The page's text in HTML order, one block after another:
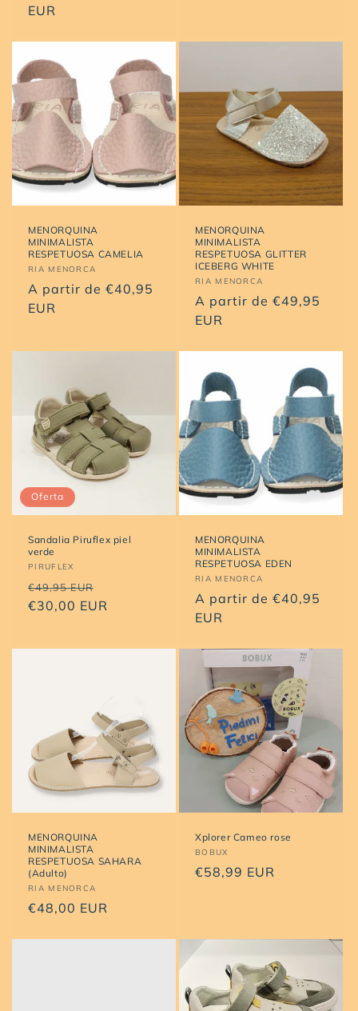
habitual
EUR
MENORQUINA
MINIMALISTA
RESPETUOSA CAMELIA
Proveedor:
RIA MENORCA
Precio
habitual
A partir de €40,95
EUR
MENORQUINA
MINIMALISTA
RESPETUOSA GLITTER
ICEBERG WHITE
Proveedor:
RIA MENORCA
Precio
habitual
A partir de €49,95
EUR
Oferta
Sandalia Piruflex piel
verde
Proveedor:
PIRUFLEX
Precio
habitual
€49,95 EUR
de
€30,00 EUR
MENORQUINA
MINIMALISTA
RESPETUOSA EDEN
Proveedor:
RIA MENORCA
Precio
habitual
A partir de €40,95
EUR
MENORQUINA
MINIMALISTA
RESPETUOSA SAHARA
(Adulto)
Proveedor:
RIA MENORCA
Precio
€48,00 EUR
Xplorer Cameo rose
Proveedor:
BOBUX
Precio
€58,99 EUR